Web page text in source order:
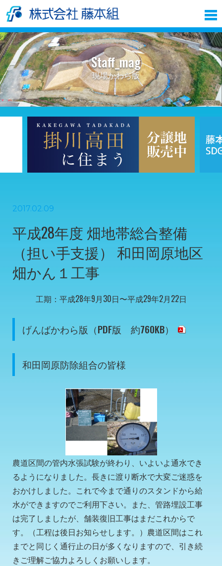
Staff_mag
現場かわら版
2017.02.09
平成28年度 畑地帯総合整備
（担い手支援） 和田岡原地区
畑かん１工事
工期：平成28年9月30日〜平成29年2月22日
げんばかわら版（PDF版 約760KB）
和田岡原防除組合の皆様
農道区間の管内水張試験が終わり、いよいよ通水でき
るようになりました。長きに渡り断水で大変ご迷惑を
おかけしました。これで今まで通りのスタンドから給
水ができますのでご利用下さい。また、管路埋設工事
は完了しましたが、舗装復旧工事はまだこれからで
す。（工程は後日お知らせします。）農道区間はこれ
までと同じく通行止の日が多くなりますので、引き続
きご理解ご協力よろしくお願いします。